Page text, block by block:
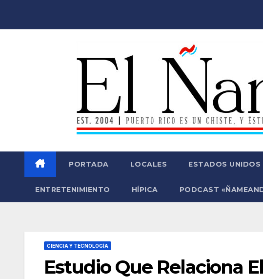
PORTADA LOCALES ESTADOS UNIDOS
ENTRETENIMIENTO HÍPICA PODCAST
CIENCIA Y TECNOLOGÍA
Estudio Que Relaciona